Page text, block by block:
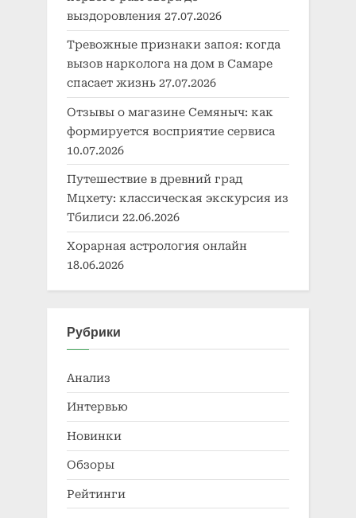
выздоровления 27.07.2026
Тревожные признаки запоя: когда
вызов нарколога на дом в Самаре
спасает жизнь 27.07.2026
Отзывы о магазине Семяныч: как
формируется восприятие сервиса
10.07.2026
Путешествие в древний град
Мцхету: классическая экскурсия из
Тбилиси 22.06.2026
Хорарная астрология онлайн
18.06.2026
Рубрики
Анализ
Интервью
Новинки
Обзоры
Рейтинги